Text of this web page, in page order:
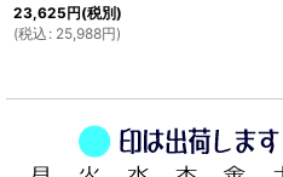
23,625円(税別)
(税込 : 25,988円)